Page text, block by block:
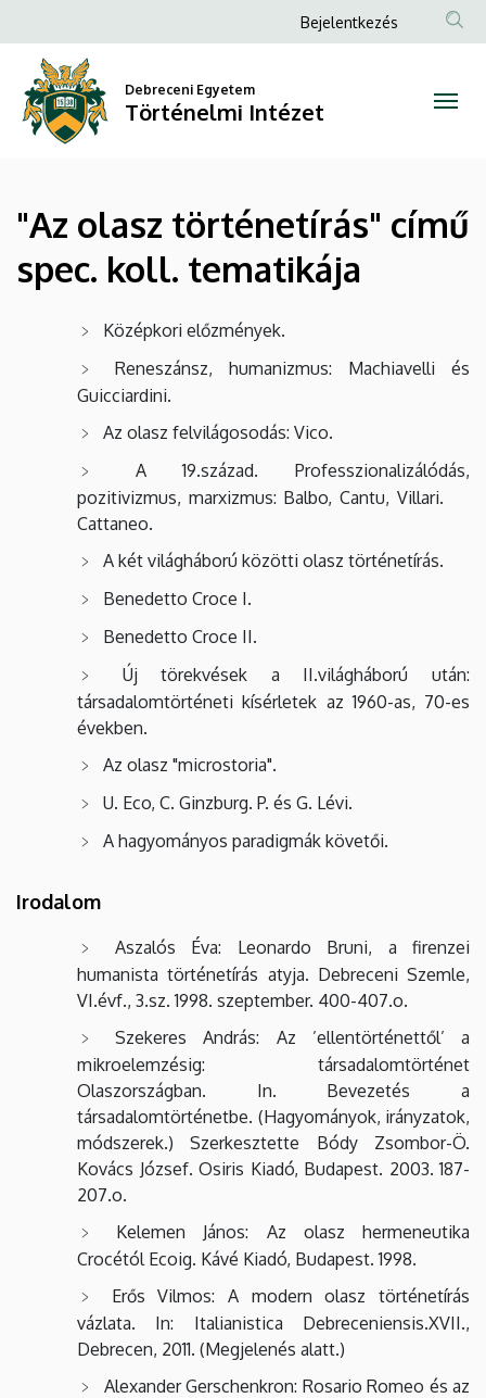
olasz
történetírás"
című
koll.
tematikája
Történelmi
Intézet
a
tartalomra
Anonim
menüje
Bejelentkezés
Debreceni Egyetem
Történelmi Intézet
"Az olasz történetírás" című
spec. koll. tematikája
Középkori előzmények.
Reneszánsz, humanizmus: Machiavelli és
Guicciardini.
Az olasz felvilágosodás: Vico.
A 19.század. Professzionalizálódás,
pozitivizmus, marxizmus: Balbo, Cantu, Villari.
Cattaneo.
A két világháború közötti olasz történetírás.
Benedetto Croce I.
Benedetto Croce II.
Új törekvések a II.világháború után:
társadalomtörténeti kísérletek az 1960-as, 70-es
években.
Az olasz "microstoria".
U. Eco, C. Ginzburg. P. és G. Lévi.
A hagyományos paradigmák követői.
Irodalom
Aszalós Éva: Leonardo Bruni, a firenzei
humanista történetírás atyja. Debreceni Szemle,
VI.évf., 3.sz. 1998. szeptember. 400-407.o.
Szekeres András: Az ’ellentörténettől’ a
mikroelemzésig: társadalomtörténet
Olaszországban. In. Bevezetés a
társadalomtörténetbe. (Hagyományok, irányzatok,
módszerek.) Szerkesztette Bódy Zsombor-Ö.
Kovács József. Osiris Kiadó, Budapest. 2003. 187-
207.o.
Kelemen János: Az olasz hermeneutika
Crocétól Ecoig. Kávé Kiadó, Budapest. 1998.
Erős Vilmos: A modern olasz történetírás
vázlata. In: Italianistica Debreceniensis.XVII.,
Debrecen, 2011. (Megjelenés alatt.)
Alexander Gerschenkron: Rosario Romeo és az